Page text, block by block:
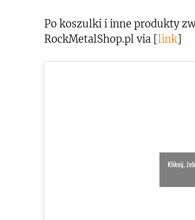
Po koszulki i inne produkty
RockMetalShop.pl via [link]
Kliknij,